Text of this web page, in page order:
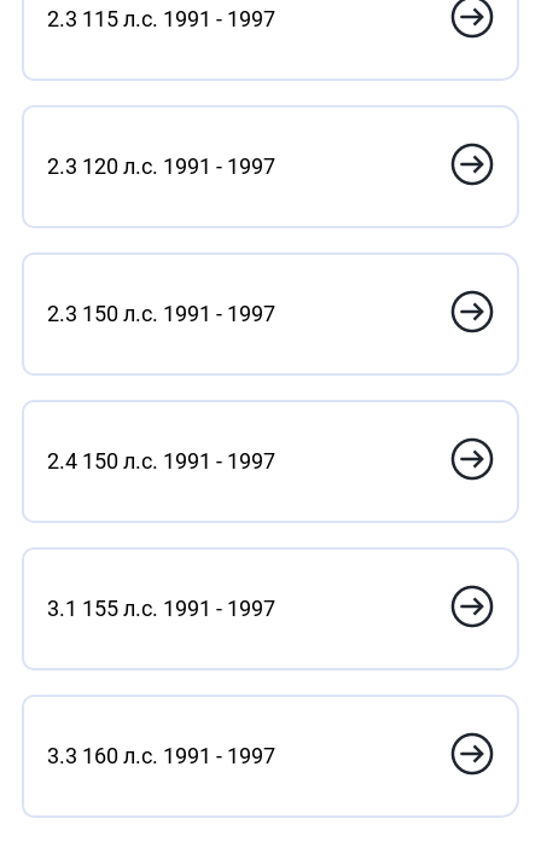
2.3 115 л.с. 1991 - 1997
2.3 120 л.с. 1991 - 1997
2.3 150 л.с. 1991 - 1997
2.4 150 л.с. 1991 - 1997
3.1 155 л.с. 1991 - 1997
3.3 160 л.с. 1991 - 1997